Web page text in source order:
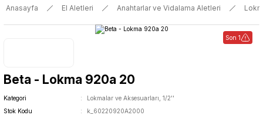
Anasayfa El Aletleri Anahtarlar ve Vidalama Aletleri
Son 1
Beta - Lokma 920a 20
Kategori
Lokmalar ve Aksesuarları, 1/2''
Stok Kodu
k_60220920A2000